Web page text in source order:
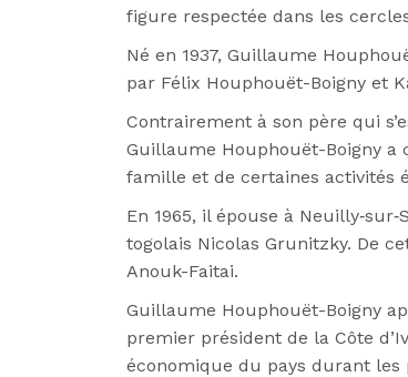
figure respectée dans les
Né en 1937, Guillaume
par Félix Houphouët-Boigny et
Contrairement à son père qui
Guillaume Houphouët-Boigny a
famille et de certaines activités
En 1965, il épouse à
togolais Nicolas Grunitzky. De
Anouk-Faitai.
Guillaume Houphouët-Boigny
premier président de la Côte
économique du pays durant les